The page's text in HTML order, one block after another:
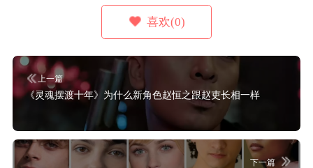
喜欢(0)
上一篇
《灵魂摆渡十年》为什么新角色赵恒之跟赵吏长相一样
下一篇